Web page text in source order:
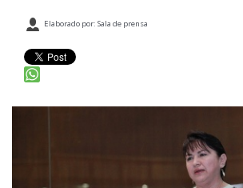
PRENSA
PARTICIPACIÓN
RELACIONES INTERNACIONALES
AGENDA
Elaborado por: Sala de prensa